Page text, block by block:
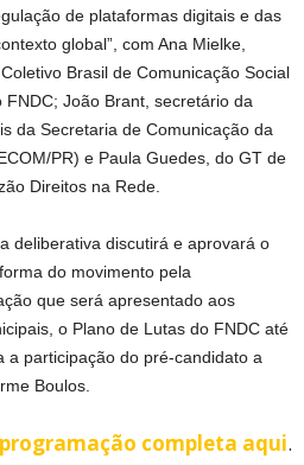
de plataformas digitais e das
global”, com Ana Mielke,
Brasil de Comunicação Social
João Brant, secretário da
da Secretaria de Comunicação da
PR) e Paula Guedes, do GT de
Direitos na Rede.
deliberativa discutirá e aprovará o
do movimento pela
que será apresentado aos
o Plano de Lutas do FNDC até
a participação do pré-candidato a
Boulos.
completa aqui.